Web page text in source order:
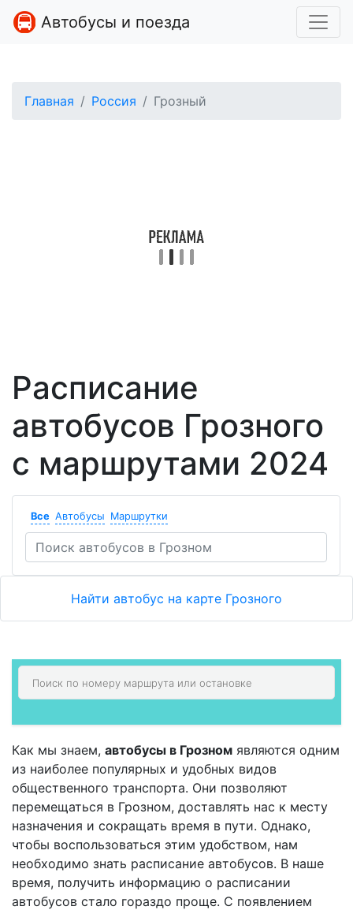
Автобусы и поезда
Главная Россия Грозный
Расписание
автобусов Грозного
с маршрутами 2024
Все Автобусы Маршрутки
Найти автобус на карте Грозного
Как мы знаем, автобусы в Грозном являются одним
из наиболее популярных и удобных видов
общественного транспорта. Они позволяют
перемещаться в Грозном, доставлять нас к месту
назначения и сокращать время в пути. Однако,
чтобы воспользоваться этим удобством, нам
необходимо знать расписание автобусов. В наше
время, получить информацию о расписании
автобусов стало гораздо проще. С появлением